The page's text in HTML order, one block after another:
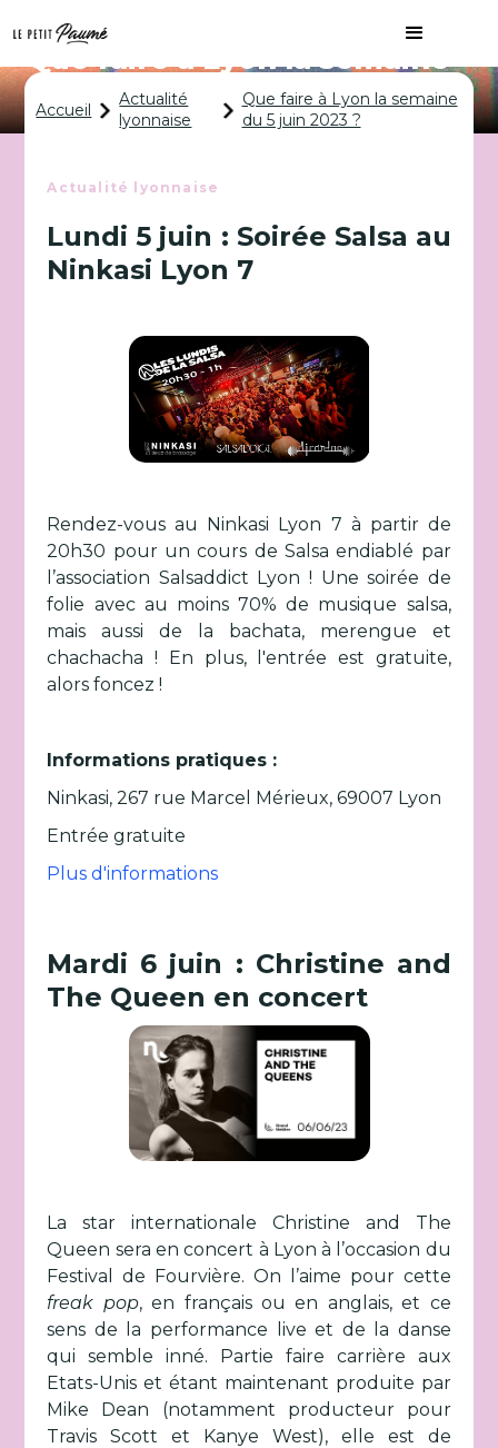
Que faire à Lyon la semaine
du 5 juin 2023 ?
Accueil
Actualité
lyonnaise
Que faire à Lyon la semaine
du 5 juin 2023 ?
Actualité lyonnaise
Lundi 5 juin : Soirée Salsa au
Ninkasi Lyon 7
Rendez-vous au Ninkasi Lyon 7 à partir de
20h30 pour un cours de Salsa endiablé par
l’association Salsaddict Lyon ! Une soirée de
folie avec au moins 70% de musique salsa,
mais aussi de la bachata, merengue et
chachacha ! En plus, l'entrée est gratuite,
alors foncez !
Informations pratiques :
Ninkasi, 267 rue Marcel Mérieux, 69007 Lyon
Entrée gratuite
Plus d'informations
Mardi 6 juin : Christine and
The Queen en concert
La star internationale Christine and The
Queen sera en concert à Lyon à l’occasion du
Festival de Fourvière. On l’aime pour cette
freak pop, en français ou en anglais, et ce
sens de la performance live et de la danse
qui semble inné. Partie faire carrière aux
Etats-Unis et étant maintenant produite par
Mike Dean (notamment producteur pour
Travis Scott et Kanye West), elle est de